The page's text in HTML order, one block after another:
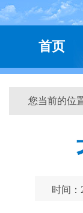
首页
您当前的位
时间：